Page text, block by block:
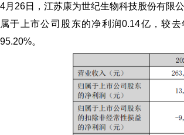
4月26日，江苏康为世纪生物科技股份有限
属于上市公司股东的净利润0.14亿，较
95.20%。